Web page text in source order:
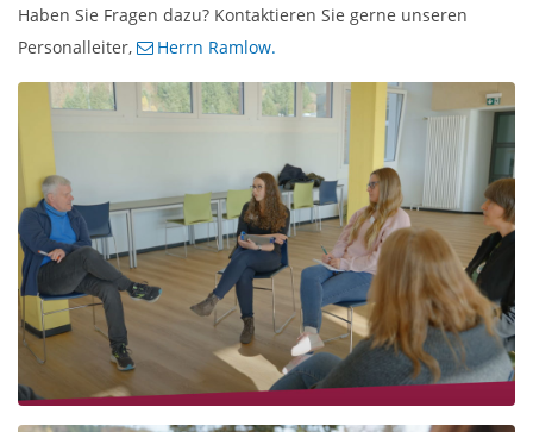
Haben Sie Fragen dazu? Kontaktieren Sie gerne unseren
Personalleiter,
Herrn Ramlow.